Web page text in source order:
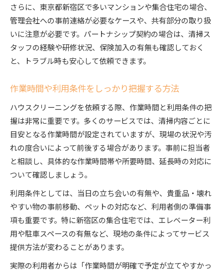
さらに、東京都新宿区で多いマンションや集合住宅の場合、
管理会社への事前連絡が必要なケースや、共有部分の取り扱
いに注意が必要です。パートナシップ契約の場合は、清掃ス
タッフの経験や研修状況、保険加入の有無も確認しておく
と、トラブル時も安心して依頼できます。
作業時間や利用条件をしっかり把握する方法
ハウスクリーニングを依頼する際、作業時間と利用条件の把
握は非常に重要です。多くのサービスでは、清掃内容ごとに
目安となる作業時間が設定されていますが、現場の状況や汚
れの度合いによって前後する場合があります。事前に担当者
と相談し、具体的な作業時間帯や所要時間、延長時の対応に
ついて確認しましょう。
利用条件としては、当日の立ち会いの有無や、貴重品・壊れ
やすい物の事前移動、ペットの対応など、利用者側の準備事
項も重要です。特に新宿区の集合住宅では、エレベーター利
用や駐車スペースの有無など、現地の条件によってサービス
提供方法が変わることがあります。
実際の利用者からは「作業時間が明確で予定が立てやすかっ